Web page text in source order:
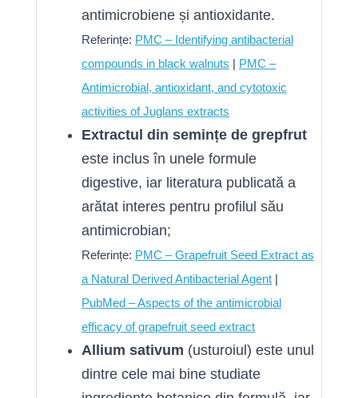
antimicrobiene și antioxidante.
Referințe: PMC – Identifying antibacterial
compounds in black walnuts | PMC –
Antimicrobial, antioxidant, and cytotoxic
activities of Juglans extracts
Extractul din semințe de grepfrut
este inclus în unele formule
digestive, iar literatura publicată a
arătat interes pentru profilul său
antimicrobian;
Referințe: PMC – Grapefruit Seed Extract as
a Natural Derived Antibacterial Agent |
PubMed – Aspects of the antimicrobial
efficacy of grapefruit seed extract
Allium sativum (usturoiul) este unul
dintre cele mai bine studiate